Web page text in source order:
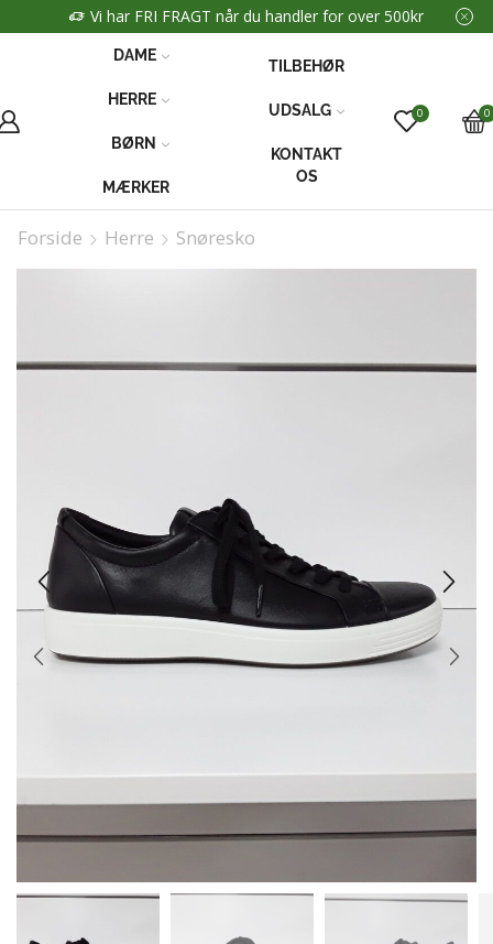
Vi har FRI FRAGT når du handler for over 500kr
DAME
HERRE
BØRN
MÆRKER
TILBEHØR
UDSALG
KONTAKT
OS
0 0
Forside Herre Snøresko